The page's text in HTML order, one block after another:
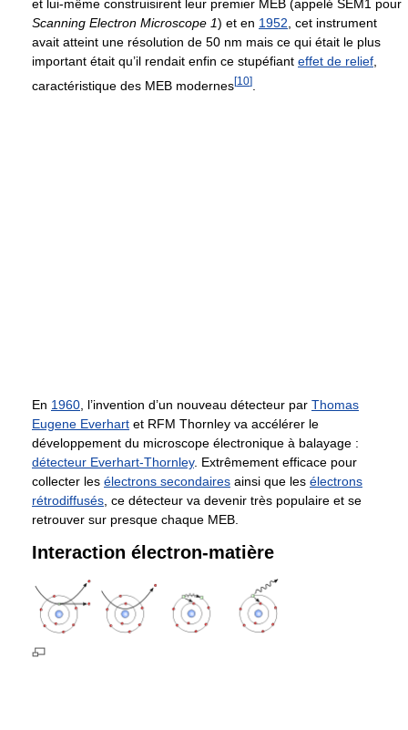
et lui-même construisirent leur premier MEB (appelé SEM1 pour
Scanning Electron Microscope 1) et en 1952 , cet instrument
avait atteint une résolution de 50 nm mais ce qui était le plus
important était qu’il rendait enfin ce stupéfiant effet de relief
caractéristique des MEB modernes[10]
En 1960, l’invention d’un nouveau détecteur par Thomas
Eugene Everhart et RFM Thornley va accélérer le
développement du microscope électronique à balayage :
détecteur Everhart-Thornley. Extrêmement efficace pour
collecter les électrons secondaires ainsi que les électrons
rétrodiffusés, ce détecteur va devenir très populaire et se
retrouver sur presque chaque MEB.
Interaction électron-matière